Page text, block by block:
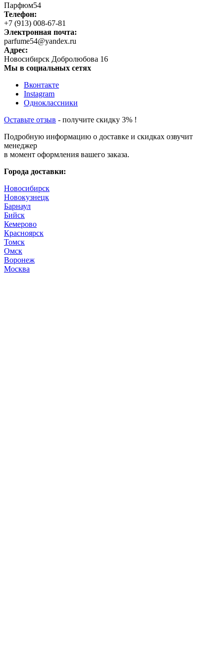
Парфюм54
Телефон:
+7 (913) 008-67-81
Электронная почта:
parfume54@yandex.ru
Адрес:
Новосибирск Добролюбова 16
Мы в социальных сетях
Вконтакте
Instagram
Одноклассники
Оставьте отзыв - получите скидку 3% !
Подробную информацию о доставке и скидках озвучит
менеджер
в момент оформления вашего заказа.
Города доставки:
Новосибирск
Новокузнецк
Барнаул
Бийск
Кемерово
Красноярск
Томск
Омск
Воронеж
Москва